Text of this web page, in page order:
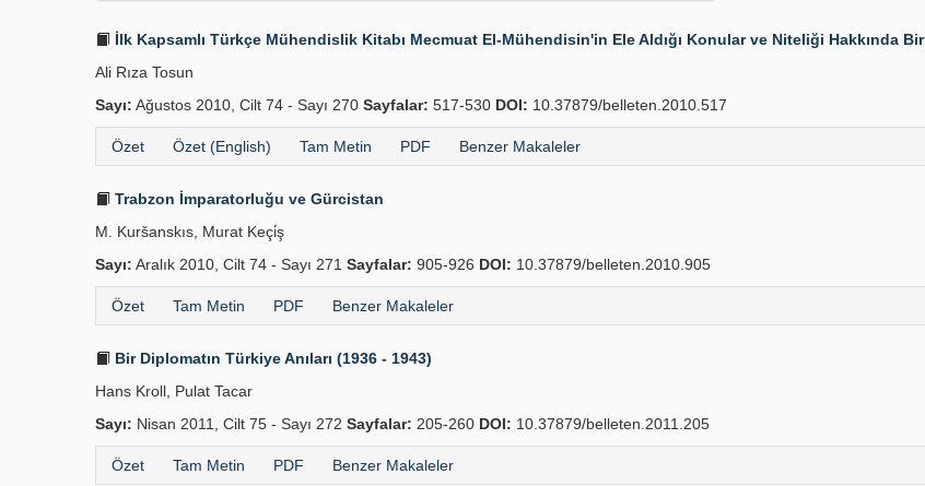
İlk Kapsamlı Türkçe Mühendislik Kitabı Mecmuat El-Mühendisin'in Ele Aldığı Konular ve Niteliği Hakkında
Ali Rıza Tosun
Sayı: Ağustos 2010, Cilt 74 - Sayı 270 Sayfalar: 517-530 DOI: 10.37879/belleten.2010.517
Özet Özet (English) Tam Metin PDF Benzer Makaleler
Trabzon İmparatorluğu ve Gürcistan
M. Kuršanskıs, Murat Keçi̇ş
Sayı: Aralık 2010, Cilt 74 - Sayı 271 Sayfalar: 905-926 DOI: 10.37879/belleten.2010.905
Özet Tam Metin PDF Benzer Makaleler
Bir Diplomatın Türkiye Anıları (1936 - 1943)
Hans Kroll, Pulat Tacar
Sayı: Nisan 2011, Cilt 75 - Sayı 272 Sayfalar: 205-260 DOI: 10.37879/belleten.2011.205
Özet Tam Metin PDF Benzer Makaleler